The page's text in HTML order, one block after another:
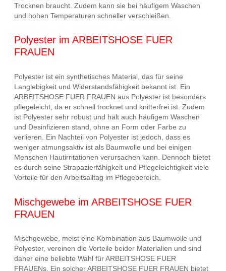
Trocknen braucht. Zudem kann sie bei häufigem Waschen
und hohen Temperaturen schneller verschleißen.
Polyester im ARBEITSHOSE FUER
FRAUEN
Polyester ist ein synthetisches Material, das für seine
Langlebigkeit und Widerstandsfähigkeit bekannt ist. Ein
ARBEITSHOSE FUER FRAUEN aus Polyester ist besonders
pflegeleicht, da er schnell trocknet und knitterfrei ist. Zudem
ist Polyester sehr robust und hält auch häufigem Waschen
und Desinfizieren stand, ohne an Form oder Farbe zu
verlieren. Ein Nachteil von Polyester ist jedoch, dass es
weniger atmungsaktiv ist als Baumwolle und bei einigen
Menschen Hautirritationen verursachen kann. Dennoch bietet
es durch seine Strapazierfähigkeit und Pflegeleichtigkeit viele
Vorteile für den Arbeitsalltag im Pflegebereich.
Mischgewebe im ARBEITSHOSE FUER
FRAUEN
Mischgewebe, meist eine Kombination aus Baumwolle und
Polyester, vereinen die Vorteile beider Materialien und sind
daher eine beliebte Wahl für ARBEITSHOSE FUER
FRAUENs. Ein solcher ARBEITSHOSE FUER FRAUEN bietet